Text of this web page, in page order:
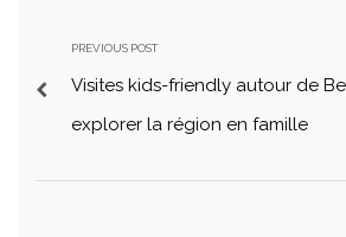
PREVIOUS POST
Visites kids-friendly autour de
explorer la région en famille